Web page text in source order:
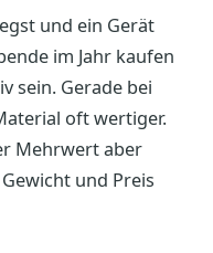
und ein Gerät
im Jahr kaufen
sein. Gerade bei
oft wertiger.
Mehrwert aber
und Preis